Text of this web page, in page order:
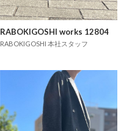
RABOKIGOSHI works 12804
RABOKIGOSHI 本社スタッフ